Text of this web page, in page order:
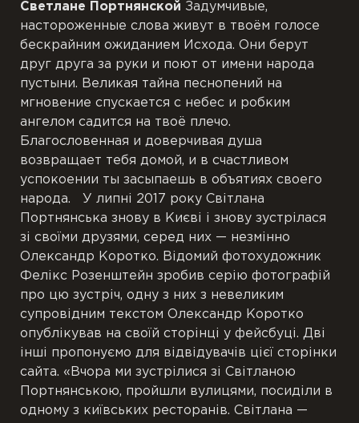
Светлане Портнянской Задумчивые,
настороженные слова живут в твоём голосе
бескрайним ожиданием Исхода. Они берут
друг друга за руки и поют от имени народа
пустыни. Великая тайна песнопений на
мгновение спускается с небес и робким
ангелом садится на твоё плечо.
Благословенная и доверчивая душа
возвращает тебя домой, и в счастливом
успокоении ты засыпаешь в объятиях своего
народа. У липні 2017 року Світлана
Портнянська знову в Києві і знову зустрілася
зі своїми друзями, серед них — незмінно
Олександр Коротко. Відомий фотохудожник
Фелікс Розенштейн зробив серію фотографій
про цю зустріч, одну з них з невеликим
супровідним текстом Олександр Коротко
опублікував на своїй сторінці у фейсбуці. Дві
інші пропонуємо для відвідувачів цієї сторінки
сайта. «Вчора ми зустрілися зі Світланою
Портнянською, пройшли вулицями, посиділи в
одному з київських ресторанів. Світлана —